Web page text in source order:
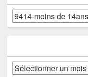
Catégories
Archives